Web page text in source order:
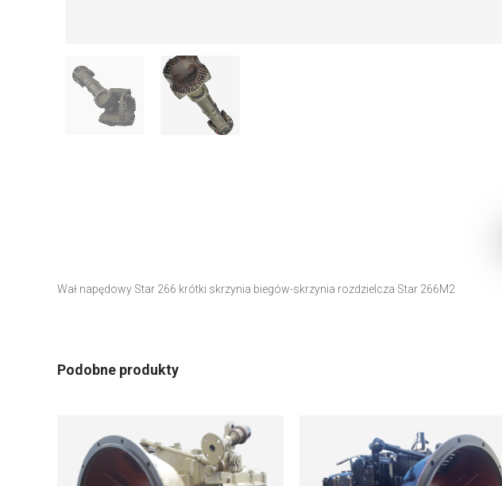
Wał napędowy Star 266 krótki skrzynia biegów-skrzynia rozdzielcza Star 266M2
Podobne produkty